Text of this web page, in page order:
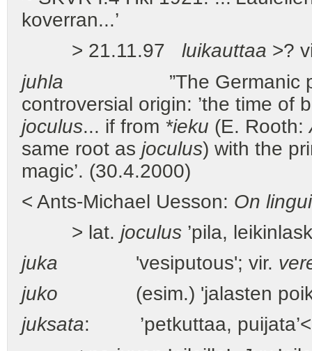
koverran...’
> 21.11.97 luikauttaa >?
juhla
”The
controversial origin: ’the time of
joculus... if from *ieku (E. Rooth:
same root as joculus) with the
magic’. (30.4.2000)
< Ants-Michael Uesson: On
> lat. joculus ’pila,
juka 'vesiputous'; vir.
juko (esim.) 'jalasten
juksata: ’petkuttaa,